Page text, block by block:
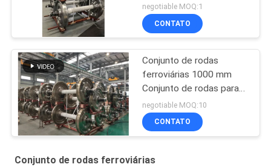
negotiable MOQ:1
CONTATO
Conjunto de rodas
ferroviárias 1000 mm
Conjunto de rodas para
montagem de rodas e
eixos de vagões
ferroviários
negotiable MOQ:10
CONTATO
Conjunto de rodas ferroviárias